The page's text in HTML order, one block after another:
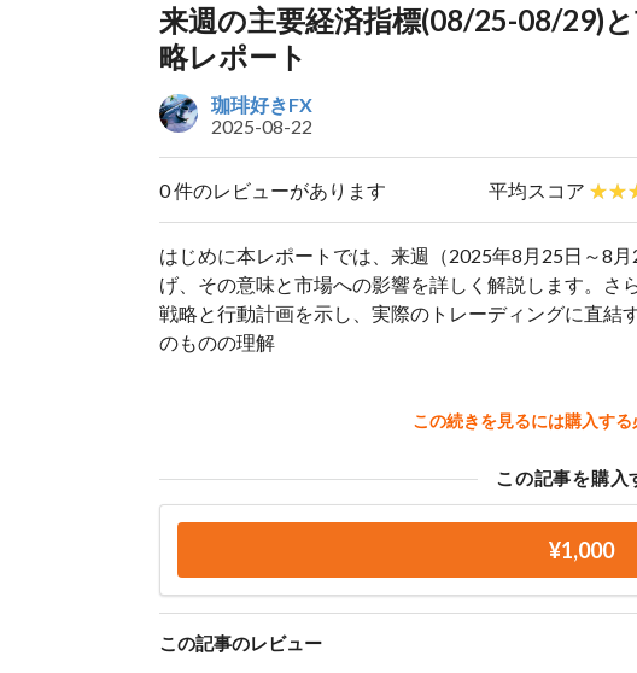
来週の主要経済指標(08/25-08/29)
略レポート
珈琲好きFX
2025-08-22
0 件のレビューがあります 平均スコア
はじめに本レポートでは、来週（2025年8月25日～8
げ、その意味と市場への影響を詳しく解説します。さ
戦略と行動計画を示し、実際のトレーディングに直結
のものの理解
この続きを見るには購入す
この記事を購入
¥1,000
この記事のレビュー